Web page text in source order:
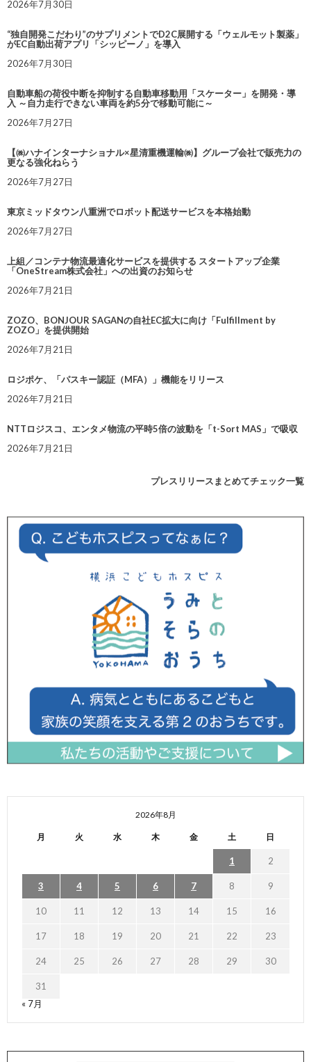
2026年7月30日
“独自開発こだわり”のサプリメントでD2C展開する「ウェルモット製薬」
がEC自動出荷アプリ「シッピーノ」を導入
2026年7月30日
自動車船の荷役中断を抑制する自動車移動用「スケーター」を開発・導
入 ～自力走行できない車両を約5分で移動可能に～
2026年7月27日
【㈱ハナインターナショナル×星清重機運輸㈱】グループ会社で販売力の
更なる強化ねらう
2026年7月27日
東京ミッドタウン八重洲でロボット配送サービスを本格始動
2026年7月27日
上組／コンテナ物流最適化サービスを提供する スタートアップ企業
「OneStream株式会社」への出資のお知らせ
2026年7月21日
ZOZO、BONJOUR SAGANの自社EC拡大に向け「Fulfillment by
ZOZO」を提供開始
2026年7月21日
ロジポケ、「パスキー認証（MFA）」機能をリリース
2026年7月21日
NTTロジスコ、エンタメ物流の平時5倍の波動を「t-Sort MAS」で吸収
2026年7月21日
プレスリリースまとめてチェック一覧
2026年8月
月 火 水 木 金 土 日
1 2
3 4 5 6 7 8 9
10 11 12 13 14 15 16
17 18 19 20 21 22 23
24 25 26 27 28 29 30
31
« 7月